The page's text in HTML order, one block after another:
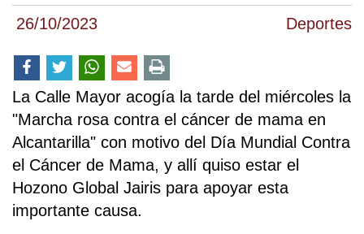
26/10/2023 Deportes
La Calle Mayor acogía la tarde del miércoles la
"Marcha rosa contra el cáncer de mama en
Alcantarilla" con motivo del Día Mundial Contra
el Cáncer de Mama, y allí quiso estar el
Hozono Global Jairis para apoyar esta
importante causa.